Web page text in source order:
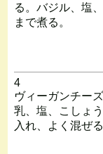
る。バジル、塩
まで煮る。
4
ヴィーガンチー
乳、塩、こしょ
入れ、よく混ぜる